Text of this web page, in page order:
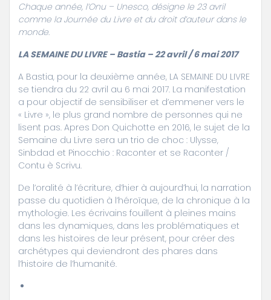
Chaque année, l’Onu – Unesco, désigne le 23 avril
comme la Journée du Livre et du droit d’auteur dans le
monde.
LA SEMAINE DU LIVRE – Bastia – 22 avril / 6 mai 2017
A Bastia, pour la deuxième année, LA SEMAINE DU LIVRE
se tiendra du 22 avril au 6 mai 2017. La manifestation
a pour objectif de sensibiliser et d’emmener vers le
« Livre », le plus grand nombre de personnes qui ne
lisent pas. Apres Don Quichotte en 2016, le sujet de la
Semaine du Livre sera un trio de choc : Ulysse,
Sinbdad et Pinocchio : Raconter et se Raconter /
Contu è Scrivu.
De l’oralité à l’écriture, d’hier à aujourd’hui, la narration
passe du quotidien à l’héroïque, de la chronique à la
mythologie. Les écrivains fouillent à pleines mains
dans les dynamiques, dans les problématiques et
dans les histoires de leur présent, pour créer des
archétypes qui deviendront des phares dans
l’histoire de l’humanité.